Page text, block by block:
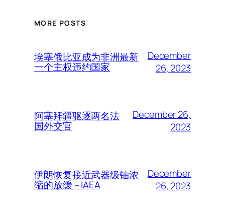
MORE POSTS
埃塞俄比亚成为非洲最新
一个主权违约国家
December
26, 2023
阿塞拜疆驱逐两名法
国外交官
December 26,
2023
伊朗恢复接近武器级铀浓
缩的放缓 – IAEA
December
26, 2023